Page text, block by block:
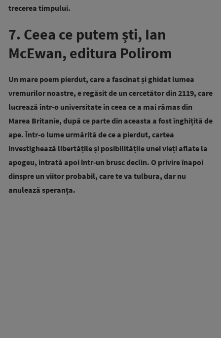
trecerea timpului.
7. Ceea ce putem ști, Ian
McEwan, editura Polirom
Un mare poem pierdut, care a fascinat și ghidat lumea
vremurilor noastre, e regăsit de un cercetător din 2119, care
lucrează într-o universitate în ceea ce a mai rămas din
Marea Britanie, după ce parte din aceasta a fost înghițită de
ape. Într-o lume urmărită de ce a pierdut, cartea
investighează libertățile și posibilitățile unei vieți aflate la
apogeu, intrată apoi într-un brusc declin. O privire înapoi
dinspre un viitor probabil, care te va tulbura, dar nu
anulează speranța.